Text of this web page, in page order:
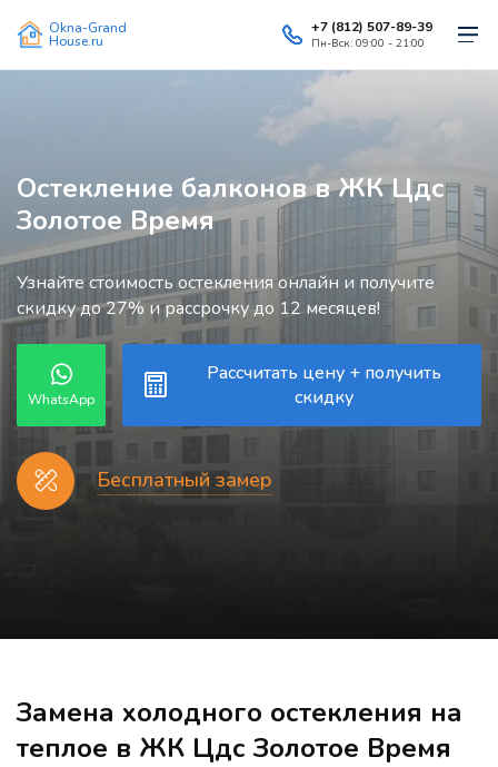
Okna-Grand
House.ru
+7 (812) 507-89-39
Пн-Вск: 09:00 - 21:00
Остекление балконов в ЖК Цдс
Золотое Время
Узнайте стоимость остекления онлайн и получите
скидку до 27% и рассрочку до 12 месяцев!
WhatsApp
Рассчитать цену + получить
скидку
Бесплатный замер
Замена холодного остекления на
теплое в ЖК Цдс Золотое Время